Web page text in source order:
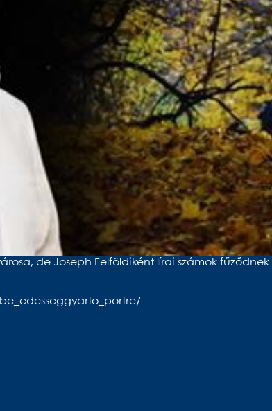
de Joseph Felföldiként lírai számok